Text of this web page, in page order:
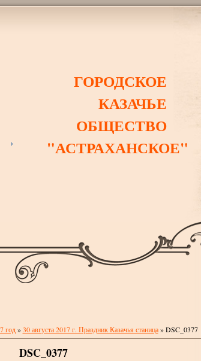
ГОРОДСКОЕ
КАЗАЧЬЕ
ОБЩЕСТВО
"АСТРАХАНСКОЕ"
год»30 августа 2017 г. Праздник Казачья станица» DSC_0377
DSC_0377